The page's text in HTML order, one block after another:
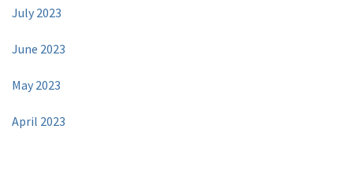
July 2023
June 2023
May 2023
April 2023